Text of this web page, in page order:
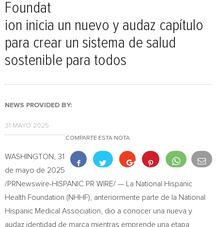
Foundat
ion inicia un nuevo y audaz capítulo
para crear un sistema de salud
sostenible para todos
NEWS PROVIDED BY:
31 MAYO 2025
COMPARTE ESTA NOTA
WASHINGTON
31
de mayo de 2025
/PRNewswire-HISPANIC PR WIRE/ — La National Hispanic
Health Foundation (NHHF), anteriormente parte de la National
Hispanic Medical Association, dio a conocer una nueva y
audaz identidad de marca mientras emprende una etapa